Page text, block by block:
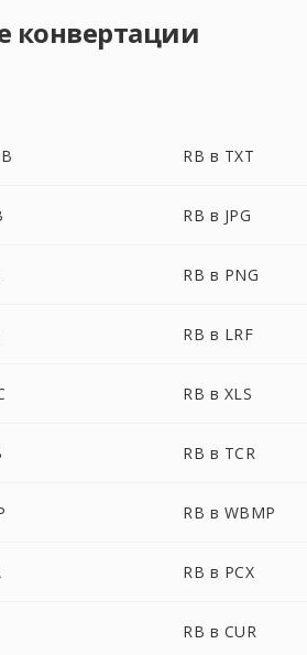
конвертации
RB в TXT
RB в JPG
RB в PNG
RB в LRF
RB в XLS
RB в TCR
RB в WBMP
RB в PCX
RB в CUR